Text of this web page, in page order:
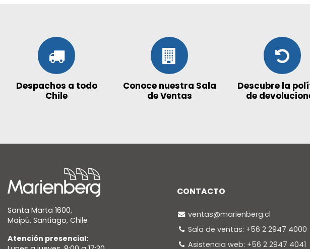
Despachos a todo
Chile
Conoce nuestra Sala
de Ventas
Descubre la
de
Santa Marta 1600,
Maipú, Santiago, Chile
Atención presencial:
CONTACTO
ventas@marienberg.cl
Sala de ventas: +56 2 2947 4000
Asistencia web: +56 2 2947 4041